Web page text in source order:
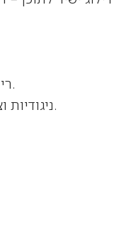
ריווח בין אותיות / מילים / שורות.
ניגודיות וצבע – גבוהה, הפוכה, שחור לבן.